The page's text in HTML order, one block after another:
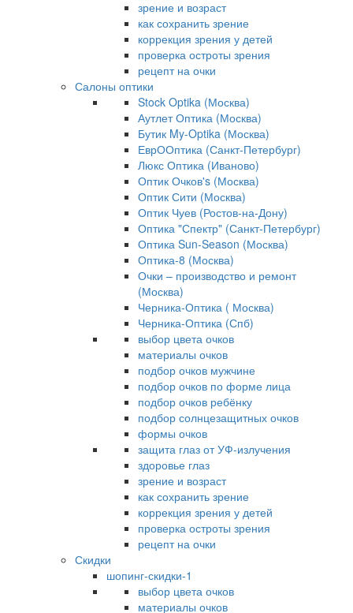
зрение и возраст
как сохранить зрение
коррекция зрения у детей
проверка остроты зрения
рецепт на очки
Салоны оптики
Stock Optika (Москва)
Аутлет Оптика (Москва)
Бутик My-Optika (Москва)
ЕврООптика (Санкт-Петербург)
Люкс Оптика (Иваново)
Оптик Очков's (Москва)
Оптик Сити (Москва)
Оптик Чуев (Ростов-на-Дону)
Оптика "Спектр" (Санкт-Петербург)
Оптика Sun-Season (Москва)
Оптика-8 (Москва)
Очки – производство и ремонт
(Москва)
Черника-Оптика ( Москва)
Черника-Оптика (Спб)
выбор цвета очков
материалы очков
подбор очков мужчине
подбор очков по форме лица
подбор очков ребёнку
подбор солнцезащитных очков
формы очков
защита глаз от УФ-излучения
здоровье глаз
зрение и возраст
как сохранить зрение
коррекция зрения у детей
проверка остроты зрения
рецепт на очки
Скидки
шопинг-скидки-1
выбор цвета очков
материалы очков